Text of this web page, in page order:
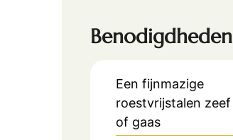
Benodigdheden
Een fijnmazige
roestvrijstalen zeef
of gaas